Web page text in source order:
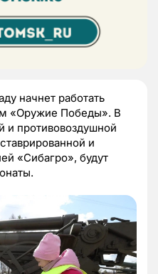
начнет работать
«Оружие Победы». В
и противовоздушной
и
«Сибагро», будут